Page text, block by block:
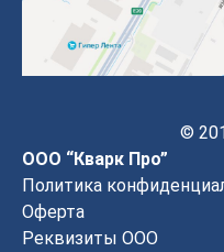
©
ООО “Кварк Про”
Политика
Оферта
Реквизиты ООО